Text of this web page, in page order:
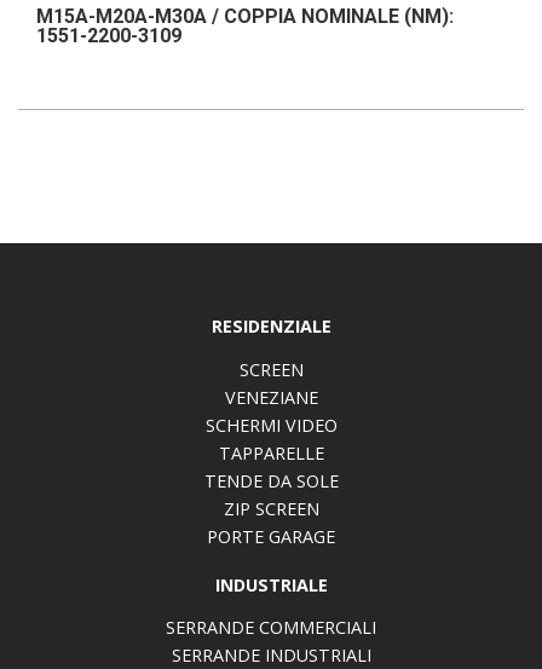
M15A-M20A-M30A / COPPIA NOMINALE (NM):
1551-2200-3109
RESIDENZIALE
SCREEN
VENEZIANE
SCHERMI VIDEO
TAPPARELLE
TENDE DA SOLE
ZIP SCREEN
PORTE GARAGE
INDUSTRIALE
SERRANDE COMMERCIALI
SERRANDE INDUSTRIALI